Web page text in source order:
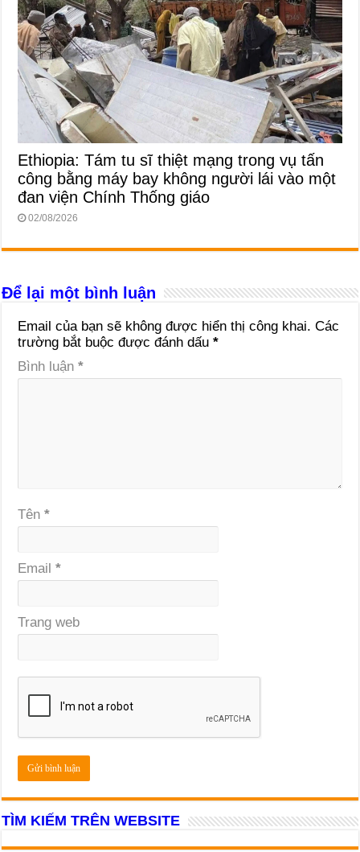
Ethiopia: Tám tu sĩ thiệt mạng trong vụ tấn
công bằng máy bay không người lái vào một
đan viện Chính Thống giáo
02/08/2026
Để lại một bình luận
Email của bạn sẽ không được hiển thị công khai. Các
trường bắt buộc được đánh dấu*
Bình luận*
Tên*
Email*
Trang web
TÌM KIẾM TRÊN WEBSITE